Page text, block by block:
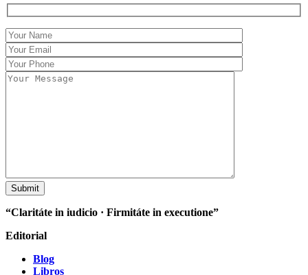
“Claritáte in iudicio · Firmitáte in executione”
Editorial
Blog
Libros